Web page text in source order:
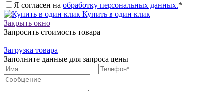
Я согласен на обработку персональных данных.*
Купить в один клик
Закрыть окно
Запросить стоимость товара
Загрузка товара
Заполните данные для запроса цены